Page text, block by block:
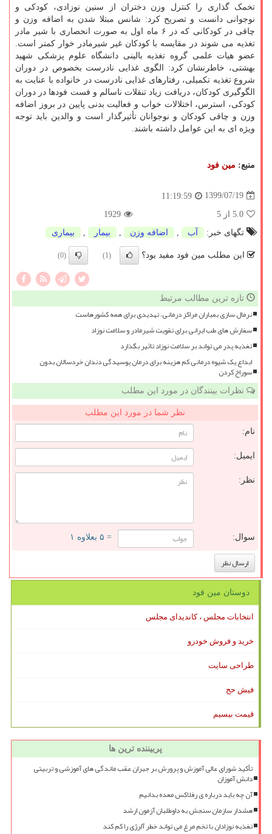
تخمک گذاری را کنترل وزن دختران از سنین نوزادی، کودکی و
نوجوانی دانست و تصریح کرد: شانس مبتلا شدن به اضافه وزن و
چاقی در کودکانی که در ۶ ماه اول به صورت انحصاری با شیر مادر
تغذیه می شوند در مقایسه با کودکان غیر شیرمادر خوار کمتر است.
عضو هیات علمی گروه تغذیه بالینی دانشگاه علوم پزشکی شهید
بهشتی، خاطرنشان کرد: الگوی غذایی نادرست بخصوص در دوران
شروع تغذیه تکمیلی، رفتارهای غذایی نادرست در خانواده با عنایت به
الگوگیری کودکان، دریافت زیاد تنقلات ناسالم و فست فودها در دوران
کودکی، استرس، اختلالات خواب و فعالیت بدنی پایین در بروز اضافه
وزن و چاقی کودکان و نوجوانان تأثیرگذار است و والدین باید توجه
ویژه ای به این عوامل داشته باشند.
منبع: مین فود
1399/07/19
11:19:59
5.0 از 5
1929
تگهای خبر:
آب اضافه وزن بیمار بیماری
این مطلب مین فود مفید بود؟ (1)
(0)
تازه ترین مطالب مرتبط
نرمال سازی بمباران مراکز درمانی، تهدیدی برای همه کشورهاست
سفارش های طب ایرانی برای تقویت شیرمادر و سلامت نوزاد
تغذیه پدر می تواند بر سلامت نوزاد تاثیر بگذارد
ابداع یک شیوه درمانی کم هزینه برای درمان پوسیدگی دندان خردسالان بدون
سوراخ کردن
نظرات بینندگان در مورد این مطلب
نظر شما در مورد این مطلب
نام:
ایمیل:
نظر:
سوال: = ۵ بعلاوه ۱
دوستان مین فود
انتخابات مجلس ، کاندیدای مجلس
خرید و فروش خودرو
طراحی سایت
فیش حج
قیمت بیسیم
پربیننده ترین ها
تأکید شورای عالی آموزش و پرورش بر جبران عقب ماندگی های آموزشی و تربیتی
دانش آموزان
آن چه باید درباره ی رفلاکس معده بدانیم
هشدار سازمان سنجش به داوطلبان آزمون ارشد
تغذیه نوزادان با تخم مرغ می تواند خطر آلرژی را کم کند